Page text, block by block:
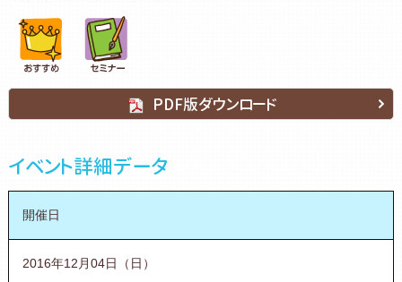
PDF版ダウンロード
イベント詳細データ
開催日
2016年12月04日（日）